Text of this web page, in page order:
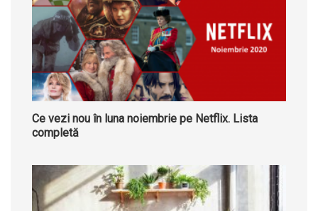
Ce vezi nou în luna noiembrie pe Netflix. Lista
completă